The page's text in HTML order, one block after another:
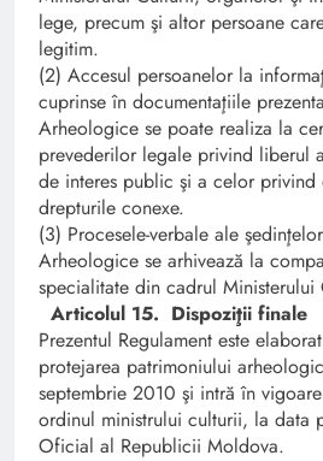
lege, precum şi altor persoane
legitim.
(2) Accesul persoanelor la
cuprinse în documentaţiile
Arheologice se poate realiza la
prevederilor legale privind liberul
de interes public şi a celor privind
drepturile conexe.
(3) Procesele-verbale ale
Arheologice se arhivează la
specialitate din cadrul Ministerului
Articolul 15. Dispoziţii finale
Prezentul Regulament este
protejarea patrimoniului
septembrie 2010 şi intră în
ordinul ministrului culturii, la data
Oficial al Republicii Moldova.